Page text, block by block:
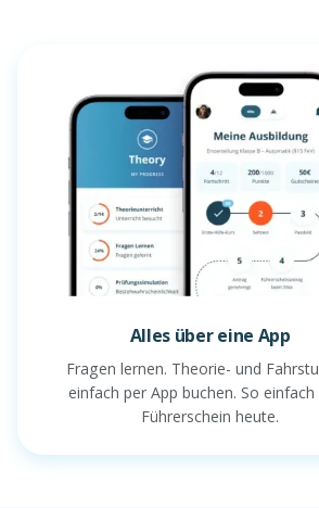
Alles über eine App
Fragen lernen. Theorie- und
einfach per App buchen. So
Führerschein heute.